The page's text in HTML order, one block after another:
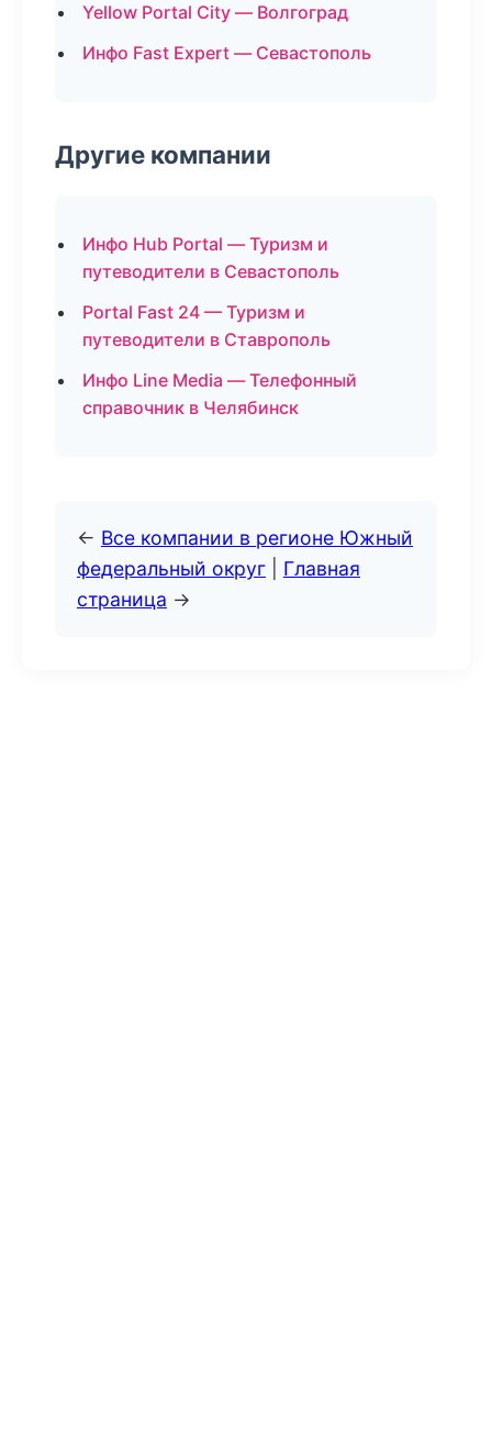
Yellow Portal City — Волгоград
Инфо Fast Expert — Севастополь
Другие компании
Инфо Hub Portal — Туризм и
путеводители в Севастополь
Portal Fast 24 — Туризм и
путеводители в Ставрополь
Инфо Line Media — Телефонный
справочник в Челябинск
← Все компании в регионе Южный
федеральный округ
Главная
страница →